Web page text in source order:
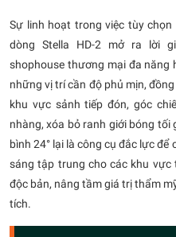
Sự linh hoạt trong việc tùy chọn
dòng Stella HD-2 mở ra lời
shophouse thương mại đa năng
những vị trí cần độ phủ mịn,
khu vực sảnh tiếp đón, góc
nhàng, xóa bỏ ranh giới bóng
bình 24° lại là công cụ đắc lực
sáng tập trung cho các khu
độc bản, nâng tầm giá trị thẩm
tích.